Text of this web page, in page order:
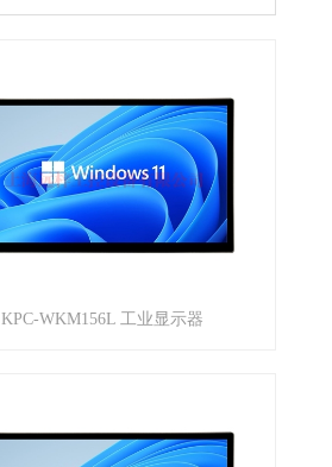
KPC-WKM156L 工业显示器